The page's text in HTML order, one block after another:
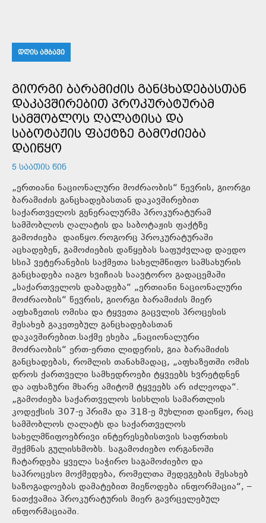
ᲓᲦᲘᲡ ᲐᲛᲑᲐᲕᲘ
ᲒᲘᲝᲠᲒᲘ ᲑᲐᲠᲐᲛᲘᲫᲘᲡ ᲒᲐᲜᲪᲮᲐᲓᲔᲑᲐᲡᲗᲐᲜ
ᲓᲐᲙᲐᲕᲨᲘᲠᲔᲑᲘᲗ ᲞᲠᲝᲙᲣᲠᲐᲢᲣᲠᲐᲛ
ᲡᲐᲛᲨᲝᲑᲚᲝᲡ ᲦᲐᲚᲐᲢᲘᲡᲐ ᲓᲐ
ᲡᲐᲑᲝᲢᲐᲟᲘᲡ ᲤᲐᲥᲢᲖᲔ ᲒᲐᲛᲝᲫᲘᲔᲑᲐ
ᲓᲐᲘᲬᲧᲝ
5 ᲡᲐᲐᲗᲘᲡ ᲬᲘᲜ
„ერთიანი ნაციონალური მოძრაობის“ წევრის, გიორგი
ბარამიძის განცხადებასთან დაკავშირებით
საქართველოს გენერალურმა პროკურატურამ
სამშობლოს ღალატის და საბოტაჟის ფაქტზე
გამოძიება დაიწყო.როგორც პროკურატურაში
აცხადებენ, გამოძიების დაწყებას საფუძვლად დაედო
სსიპ ვეტერანების საქმეთა სახელმწიფო სამსახურის
განცხადება იაგო ხვიჩიას საავტორო გადაცემაში
„საქართველოს დაბადება“ „ერთიანი ნაციონალური
მოძრაობის“ წევრის, გიორგი ბარამიძის მიერ
აფხაზეთის ომისა და ტყვეთა გაცვლის პროცესის
შესახებ გაკეთებულ განცხადებასთან
დაკავშირებით.საქმე ეხება „ნაციონალური
მოძრაობის“ ერთ-ერთი ლიდერის, გია ბარამიძის
განცხადებას, რომლის თანახმადაც, „აფხაზეთში ომის
დროს ქართველი სამხედროები ტყვეებს ხვრეტდნენ
და აფხაზური მხარე ამიტომ ტყვეებს არ იძლეოდა“.
„გამოძიება საქართველოს სისხლის სამართლის
კოდექსის 307-ე პრიმა და 318-ე მუხლით დაიწყო, რაც
სამშობლოს ღალატს და საქართველოს
სახელმწიფოებრივი ინტერესებისთვის საფრთხის
შექმნას გულისხმობს. საგამოძიებო ორგანოში
ჩატარდება ყველა საჭირო საგამოძიებო და
საპროცესო მოქმედება, რომელთა შედეგების შესახებ
საზოგადოებას დამატებით მიეწოდება ინფორმაცია“, –
ნათქვამია პროკურატურის მიერ გავრცელებულ
ინფორმაციაში.